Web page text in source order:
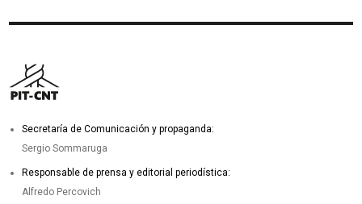
Secretaría de Comunicación y propaganda:
Sergio Sommaruga
Responsable de prensa y editorial periodística:
Alfredo Percovich